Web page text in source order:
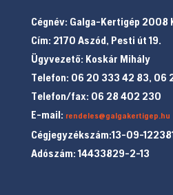
Cégnév: Galga-Kertigép 2008
Cím: 2170 Aszód, Pesti út 19.
Ügyvezető: Koskár Mihály
Telefon: 06 20 333 42 83, 06
Telefon/fax: 06 28 402 230
E-mail: rendeles@galgakertigep.hu
Cégjegyzékszám:13-09-
Adószám: 14433829-2-13